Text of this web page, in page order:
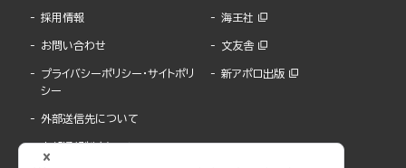
採用情報
お問い合わせ
プライバシーポリシー・サイトポリ
シー
外部送信先について
内部通報制度について
海王社
文友舎
新アポロ出版